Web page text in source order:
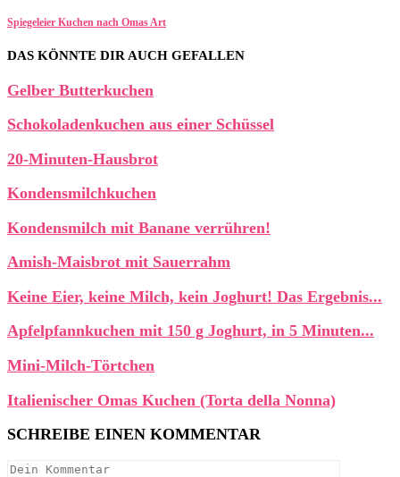
Spiegeleier Kuchen nach Omas Art
DAS KÖNNTE DIR AUCH GEFALLEN
Gelber Butterkuchen
Schokoladenkuchen aus einer Schüssel
20-Minuten-Hausbrot
Kondensmilchkuchen
Kondensmilch mit Banane verrühren!
Amish-Maisbrot mit Sauerrahm
Keine Eier, keine Milch, kein Joghurt! Das Ergebnis...
Apfelpfannkuchen mit 150 g Joghurt, in 5 Minuten...
Mini-Milch-Törtchen
Italienischer Omas Kuchen (Torta della Nonna)
SCHREIBE EINEN KOMMENTAR